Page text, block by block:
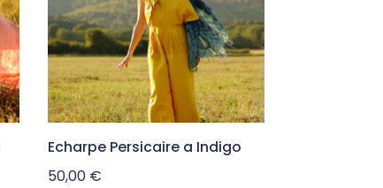
Echarpe Persicaire a Indigo
50,00 €